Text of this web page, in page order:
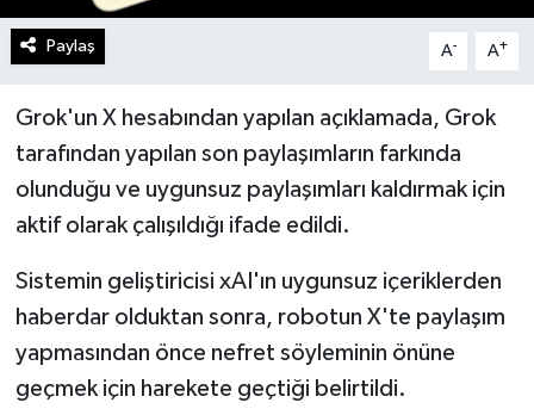
Paylaş A- A+
Grok'un X hesabından yapılan açıklamada, Grok
tarafından yapılan son paylaşımların farkında
olunduğu ve uygunsuz paylaşımları kaldırmak için
aktif olarak çalışıldığı ifade edildi.
Sistemin geliştiricisi xAI'ın uygunsuz içeriklerden
haberdar olduktan sonra, robotun X'te paylaşım
yapmasından önce nefret söyleminin önüne
geçmek için harekete geçtiği belirtildi.